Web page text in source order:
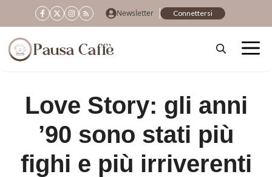
al
contenuto
Newsletter Connettersi
Love Story: gli anni
’90 sono stati più
fighi e più irriverenti